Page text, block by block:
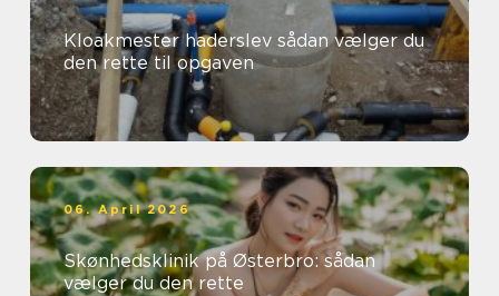
Kloakmester haderslev sådan vælger du
den rette til opgaven
06. April 2026
Skønhedsklinik på Østerbro: sådan
vælger du den rette